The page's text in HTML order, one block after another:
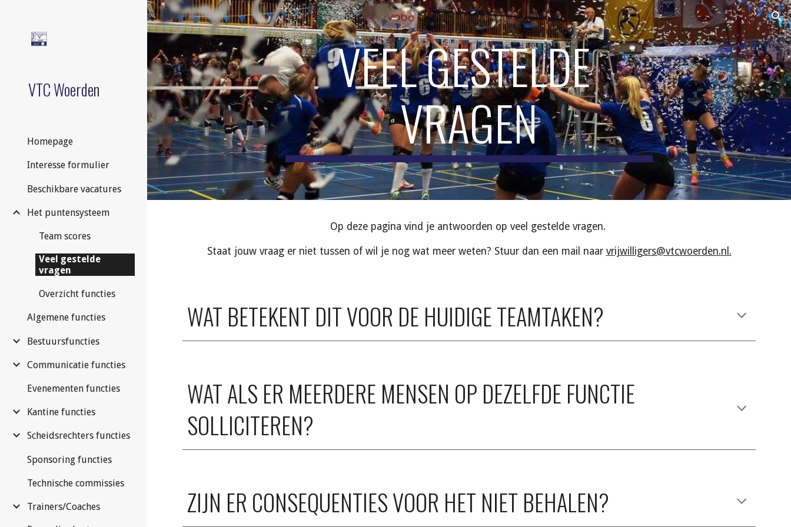
Skip to main content Skip to navigation
VTC Woerden
Homepage
Interesse formulier
Beschikbare vacatures
Het puntensysteem
Team scores
Veel gestelde
vragen
Overzicht functies
Algemene functies
Bestuursfuncties
Communicatie functies
Evenementen functies
Kantine functies
Scheidsrechters functies
Sponsoring functies
Technische commissies
Trainers/Coaches
VEEL GESTELDE
VRAGEN
Op deze pagina vind je antwoorden op veel gestelde vragen.
Staat jouw vraag er niet tussen of wil je nog wat meer weten? Stuur dan een mail naar vrijwilligers@vtcwoerden.nl.
WAT BETEKENT DIT VOOR DE HUIDIGE TEAMTAKEN?
WAT ALS ER MEERDERE MENSEN OP DEZELFDE FUNCTIE
SOLLICITEREN?
ZIJN ER CONSEQUENTIES VOOR HET NIET BEHALEN?